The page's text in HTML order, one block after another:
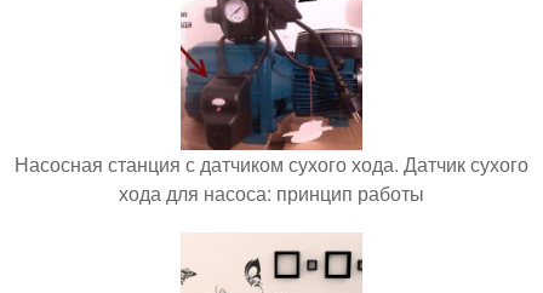
Насосная станция с датчиком сухого хода. Датчик сухого
хода для насоса: принцип работы